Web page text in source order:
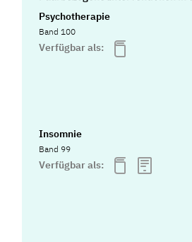
Psychotherapie
Band 100
Verfügbar als:
Insomnie
Band 99
Verfügbar als: